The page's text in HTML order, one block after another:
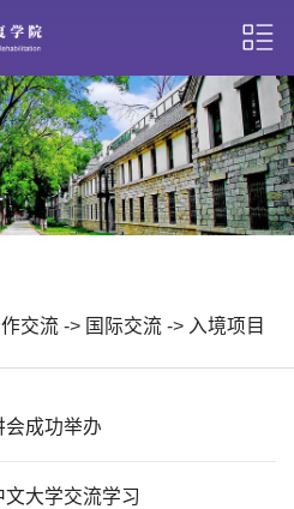
交流 -> 国际交流 -> 入境项目
成功举办
大学交流学习